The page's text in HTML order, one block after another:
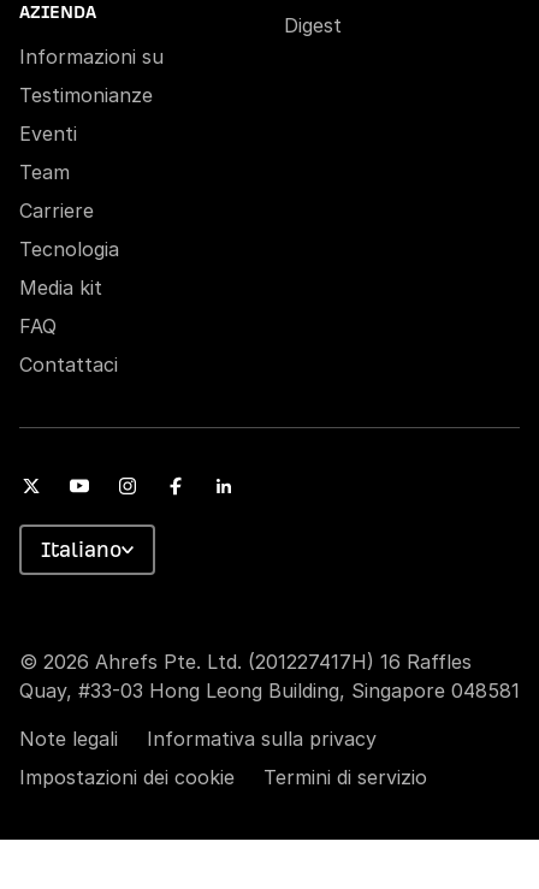
AZIENDA
Informazioni su
Testimonianze
Eventi
Team
Carriere
Tecnologia
Media kit
FAQ
Contattaci
Digest
© 2026 Ahrefs Pte. Ltd. (201227417H) 16 Raffles
Quay, #33-03 Hong Leong Building, Singapore 048581
Note legali
Informativa sulla privacy
Impostazioni dei cookie
Termini di servizio
Italiano